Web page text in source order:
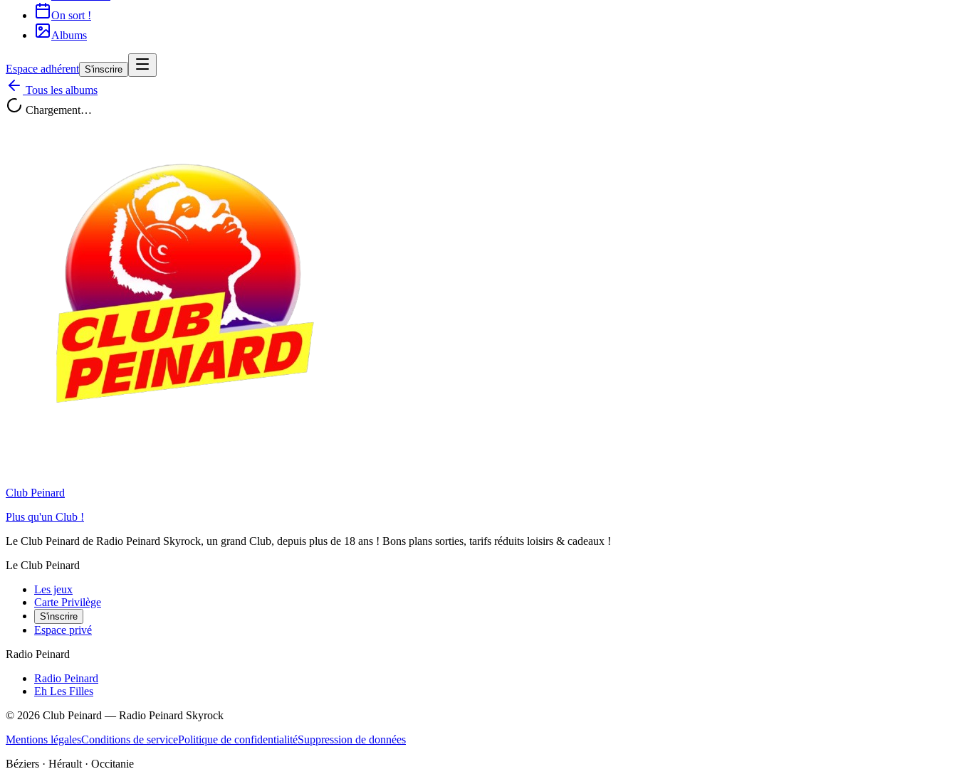
On sort !
Albums
Espace adhérent S'inscrire
Tous les albums
Chargement…
Club Peinard
Plus qu'un Club !
Le Club Peinard de Radio Peinard Skyrock, un grand Club, depuis plus de 18 ans ! Bons plans sorties, tarifs réduits loisirs & cadeaux !
Le Club Peinard
Les jeux
Carte Privilège
S'inscrire
Espace privé
Radio Peinard
Radio Peinard
Eh Les Filles
© 2026 Club Peinard — Radio Peinard Skyrock
Mentions légalesConditions de servicePolitique de confidentialitéSuppression de données
Béziers · Hérault · Occitanie